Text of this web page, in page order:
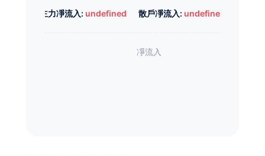
主力凈流入: undefined 散戶凈流入: undefined